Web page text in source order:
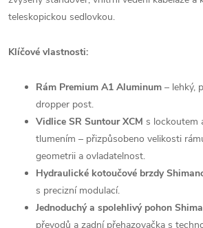
teleskopickou sedlovkou.
Klíčové vlastnosti:
Rám Premium A1 Aluminum – lehký,
dropper post.
Vidlice SR Suntour XCM s lockoutem
tlumením – přizpůsobeno velikosti
geometrii a ovladatelnost.
Hydraulické kotoučové brzdy
s precizní modulací.
Jednoduchý a spolehlivý pohon
převodů a zadní přehazovačka s